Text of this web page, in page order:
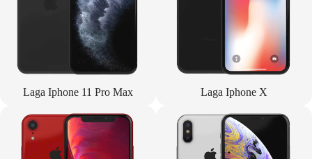
Laga Iphone 11 Pro Max Laga Iphone X